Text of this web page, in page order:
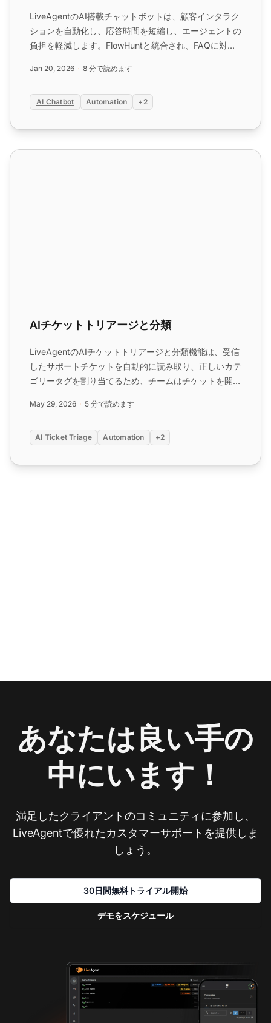
LiveAgentのAI搭載チャットボットは、顧客インタラク
ションを自動化し、応答時間を短縮し、エージェントの
負担を軽減します。FlowHuntと統合され、FAQに対応
行い、多言語サポートを提供します。セットアップは簡
Jan 20, 2026 8 分で読めます
AI Chatbot Automation +2
AIチケットトリアージと分類
AIチケットトリアージと分類
LiveAgentのAIチケットトリアージと分類機能は、受信
したサポートチケットを自動的に読み取り、正しいカテ
ゴリータグを割り当てるため、チームはチケットを開く
May 29, 2026 5 分で読めます
AI Ticket Triage Automation +2
あなたは良い手の
中にいます！
満足したクライアントのコミュニティに参加し、
LiveAgentで優れたカスタマーサポートを提供しま
しょう。
30日間無料トライアル開始
デモをスケジュール